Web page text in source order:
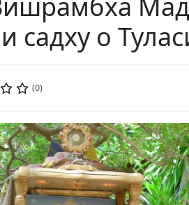
садху о
(0)